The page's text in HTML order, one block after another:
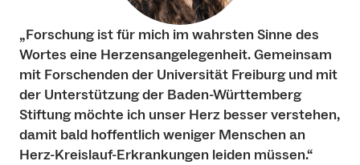
„Forschung ist für mich im wahrsten Sinne des
Wortes eine Herzensangelegenheit. Gemeinsam
mit Forschenden der Universität Freiburg und mit
der Unterstützung der Baden-Württemberg
Stiftung möchte ich unser Herz besser verstehen,
damit bald hoffentlich weniger Menschen an
Herz-Kreislauf-Erkrankungen leiden müssen.“